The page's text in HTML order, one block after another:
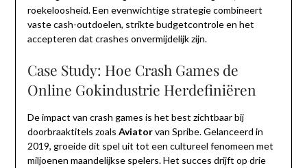
roekeloosheid. Een evenwichtige strategie combineert
vaste cash-outdoelen, strikte budgetcontrole en het
accepteren dat crashes onvermijdelijk zijn.
Case Study: Hoe Crash Games de
Online Gokindustrie Herdefiniëren
De impact van crash games is het best zichtbaar bij
doorbraaktitels zoals Aviatorvan Spribe. Gelanceerd in
2019, groeide dit spel uit tot een cultureel fenomeen met
miljoenen maandelijkse spelers. Het succes drijft op drie